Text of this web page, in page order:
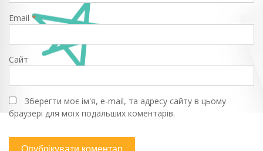
Email *
Сайт
Зберегти моє ім'я, e-mail, та адресу сайту в цьому
браузері для моїх подальших коментарів.